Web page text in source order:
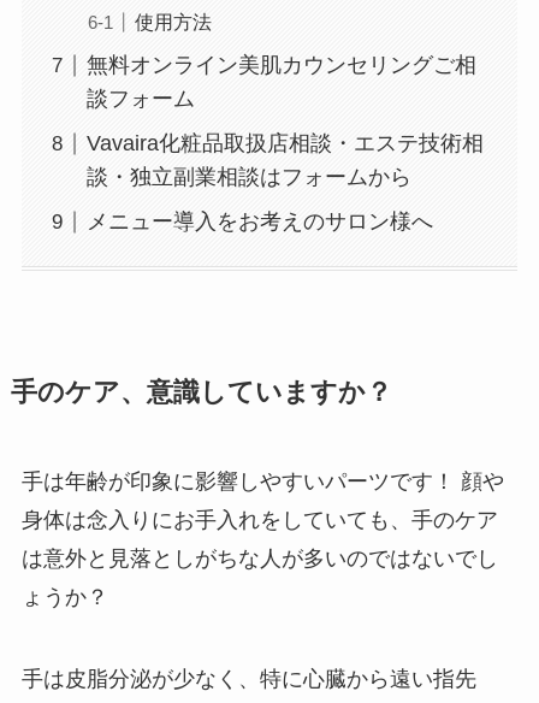
使用方法
無料オンライン美肌カウンセリングご相
談フォーム
Vavaira化粧品取扱店相談・エステ技術相
談・独立副業相談はフォームから
メニュー導入をお考えのサロン様へ
手のケア、意識していますか？
手は年齢が印象に影響しやすいパーツです！ 顔や
身体は念入りにお手入れをしていても、手のケア
は意外と見落としがちな人が多いのではないでし
ょうか？
手は皮脂分泌が少なく、特に心臓から遠い指先